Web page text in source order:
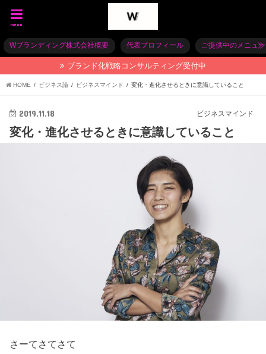
menu
Wブランディング株式会社概要 代表プロフィール ご提供中のメニュー
ブランド化戦略コンサルティング受付中
HOME ビジネス論 ビジネスマインド 変化・進化させるときに意識していること
ビジネスマインド
2019.11.18
変化・進化させるときに意識していること
さーてさてさて